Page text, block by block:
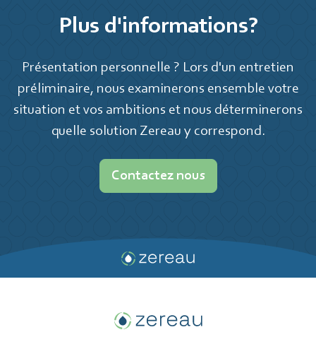
Plus d'informations?
Présentation personnelle ? Lors d'un entretien
préliminaire, nous examinerons ensemble votre
situation et vos ambitions et nous déterminerons
quelle solution Zereau y correspond.
Contactez nous